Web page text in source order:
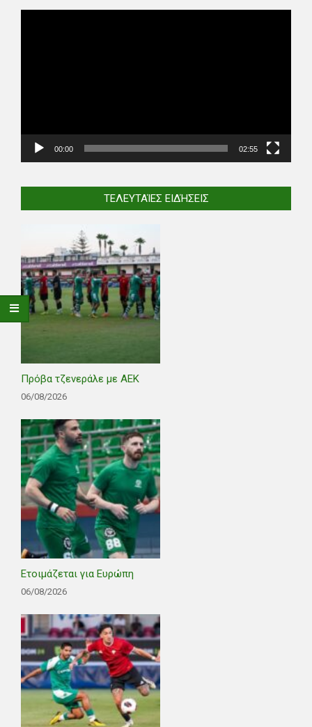
00:00 02:55
ΤΕΛΕΥΤΑΊΕΣ ΕΙΔΉΣΕΙΣ
Πρόβα τζενεράλε με ΑΕΚ
06/08/2026
Ετοιμάζεται για Ευρώπη
06/08/2026